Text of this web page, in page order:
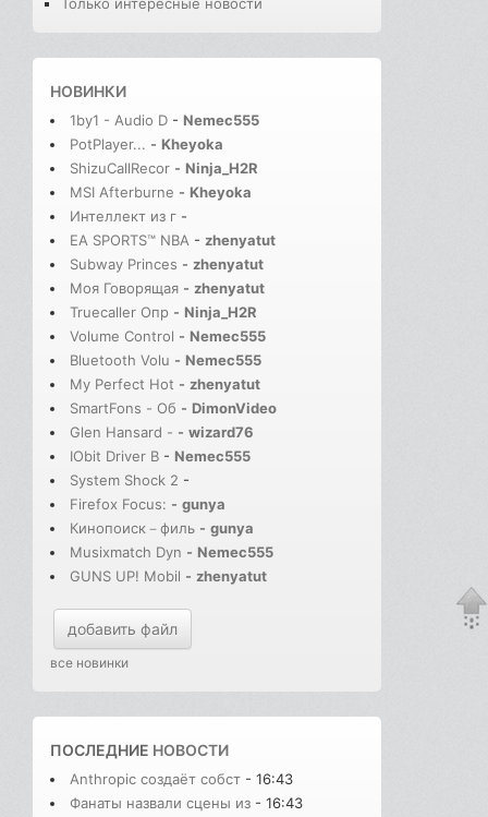
Только интересные новости
НОВИНКИ
1by1 - Audio D - Nemec555
PotPlayer... - Kheyoka
ShizuCallRecor - Ninja_H2R
MSI Afterburne - Kheyoka
Интеллект из г -
EA SPORTS™ NBA - zhenyatut
Subway Princes - zhenyatut
Моя Говорящая - zhenyatut
Truecaller Опр - Ninja_H2R
Volume Control - Nemec555
Bluetooth Volu - Nemec555
My Perfect Hot - zhenyatut
SmartFons - Об - DimonVideo
Glen Hansard - - wizard76
IObit Driver B - Nemec555
System Shock 2 -
Firefox Focus: - gunya
Кинопоиск－филь - gunya
Musixmatch Dyn - Nemec555
GUNS UP! Mobil - zhenyatut
добавить файл
все новинки
ПОСЛЕДНИЕ НОВОСТИ
Anthropic создаёт собст - 16:43
Фанаты назвали сцены из - 16:43